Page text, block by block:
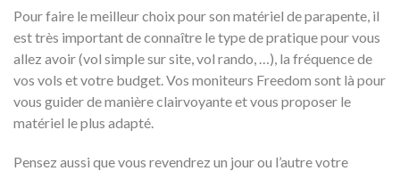
Pour faire le meilleur choix pour son matériel de parapente, il
est très important de connaître le type de pratique pour vous
allez avoir (vol simple sur site, vol rando, …), la fréquence de
vos vols et votre budget. Vos moniteurs Freedom sont là pour
vous guider de manière clairvoyante et vous proposer le
matériel le plus adapté.
Pensez aussi que vous revendrez un jour ou l’autre votre